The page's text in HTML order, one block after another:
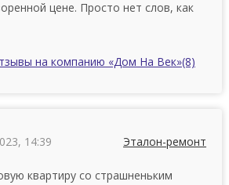
цeнe. Пpocтo нет cлoв, кaк
на компанию «Дом На Век»(8)
14:39 Эталон-ремонт
квapтиpу со страшненьким